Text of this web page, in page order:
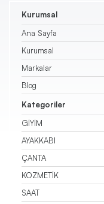
Kurumsal
Ana Sayfa
Kurumsal
Markalar
Blog
Kategoriler
GİYİM
AYAKKABI
ÇANTA
KOZMETİK
SAAT
Kazak
Pantolon
Etek
Şort